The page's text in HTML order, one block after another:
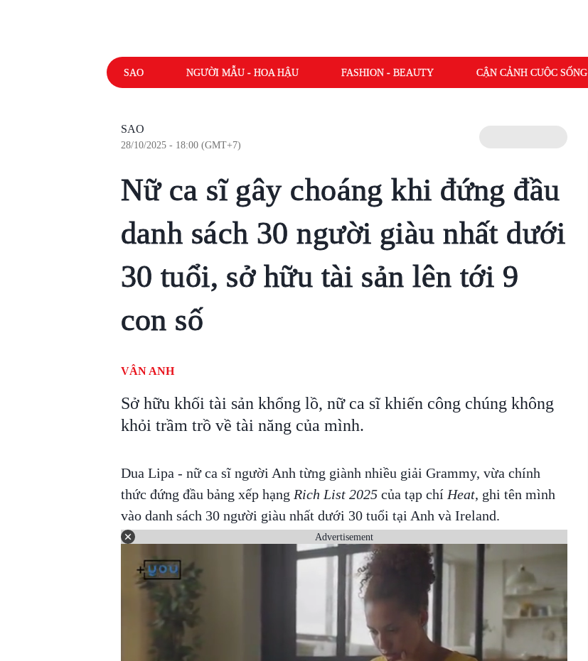
SAO NGƯỜI MẪU - HOA HẬU FASHION - BEAUTY CẬN CẢNH CUỘC SỐNG
SAO
28/10/2025 - 18:00 (GMT+7)
Nữ ca sĩ gây choáng khi đứng đầu
danh sách 30 người giàu nhất dưới
30 tuổi, sở hữu tài sản lên tới 9
con số
VÂN ANH
Sở hữu khối tài sản khổng lồ, nữ ca sĩ khiến công chúng không
khỏi trầm trồ về tài năng của mình.
Dua Lipa - nữ ca sĩ người Anh từng giành nhiều giải Grammy, vừa chính
thức đứng đầu bảng xếp hạng Rich List 2025của tạp chí Heat, ghi tên mình
vào danh sách 30 người giàu nhất dưới 30 tuổi tại Anh và Ireland.
Advertisement